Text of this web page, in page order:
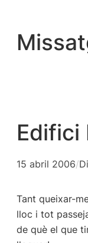
contingut
Edifici
15 abril 2006/
Tant queixar-
lloc i tot
de què el que